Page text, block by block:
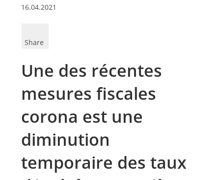
16.04.2021
Share
Une des récentes
mesures fiscales
corona est une
diminution
temporaire des taux